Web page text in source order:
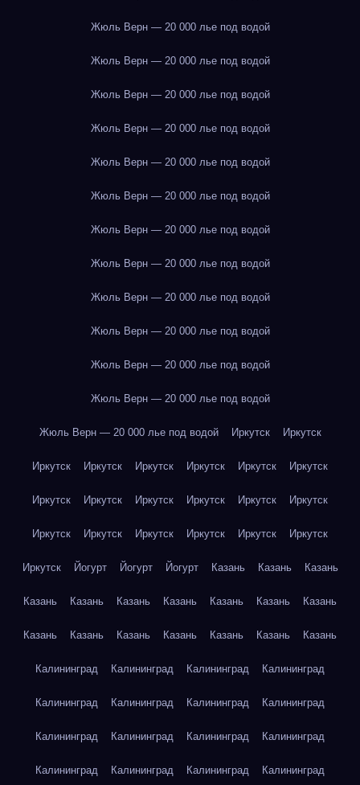
Жюль Верн — 20 000 лье под водой
Жюль Верн — 20 000 лье под водой
Жюль Верн — 20 000 лье под водой
Жюль Верн — 20 000 лье под водой
Жюль Верн — 20 000 лье под водой
Жюль Верн — 20 000 лье под водой
Жюль Верн — 20 000 лье под водой
Жюль Верн — 20 000 лье под водой
Жюль Верн — 20 000 лье под водой
Жюль Верн — 20 000 лье под водой
Жюль Верн — 20 000 лье под водой
Жюль Верн — 20 000 лье под водой
Жюль Верн — 20 000 лье под водой Иркутск Иркутск
Иркутск Иркутск Иркутск Иркутск Иркутск Иркутск
Иркутск Иркутск Иркутск Иркутск Иркутск Иркутск
Иркутск Иркутск Иркутск Иркутск Иркутск Иркутск
Иркутск Йогурт Йогурт Йогурт Казань Казань Казань
Казань Казань Казань Казань Казань Казань Казань
Казань Казань Казань Казань Казань Казань Казань
Калининград Калининград Калининград Калининград
Калининград Калининград Калининград Калининград
Калининград Калининград Калининград Калининград
Калининград Калининград Калининград Калининград